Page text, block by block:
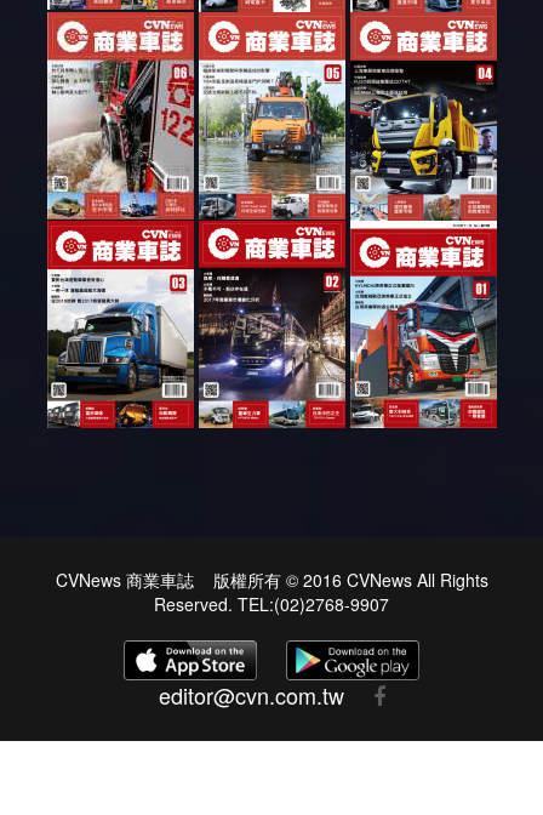
CVNews 商業車誌 版權所有 © 2016 CVNews All Rights
Reserved. TEL:(02)2768-9907
editor@cvn.com.tw